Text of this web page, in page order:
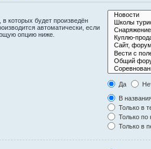
которых будет произведён
автоматически, если
опцию ниже.
Да
В
Только в
Только по
Только в